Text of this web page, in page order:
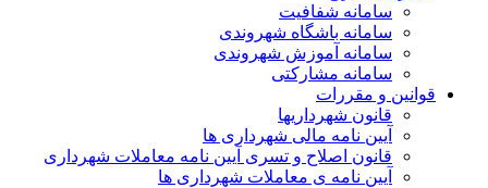
سامانه شفافیت
سامانه باشگاه شهروندی
سامانه آموزش شهروندی
سامانه مشارکتی
قوانین و مقررات
قانون شهرداریها
آیین نامه مالی شهرداری ها
قانون اصلاح و تسری آیین نامه معاملات شهرداری
آیین نامه ی معاملات شهرداری ها